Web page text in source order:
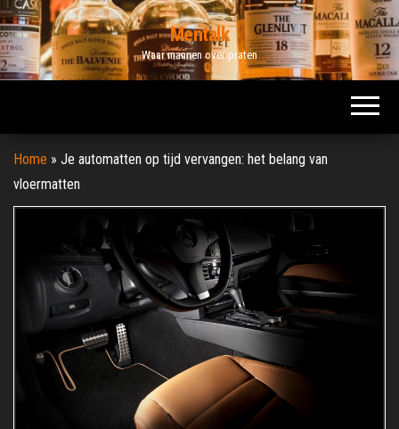
Ga
naar
de
inhoud
Mentalk
Waar mannen over praten
Home » Je automatten op tijd vervangen: het belang van
vloermatten